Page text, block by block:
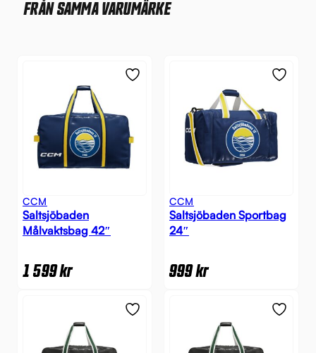
FRÅN SAMMA VARUMÄRKE
CCM
Saltsjöbaden
Målvaktsbag 42″
1 599kr
CCM
Saltsjöbaden Sportbag
24″
999kr